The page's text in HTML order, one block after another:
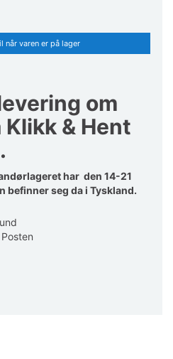
når varen er på lager
om
& Hent
har den 14-21
befinner seg da i Tyskland.